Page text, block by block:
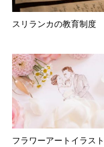
スリランカの教育制度
フラワーアートイラス